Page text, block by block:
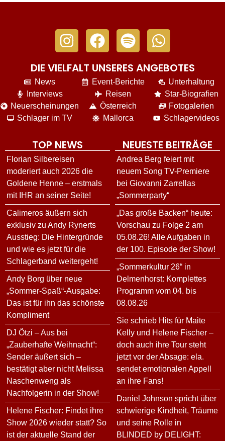
DIE VIELFALT UNSERES ANGEBOTES
News
Interviews
Neuerscheinungen
Schlager im TV
Event-Berichte
Reisen
Österreich
Mallorca
Unterhaltung
Star-Biografien
Fotogalerien
Schlagervideos
TOP NEWS
Florian Silbereisen
moderiert auch 2026 die
Goldene Henne – erstmals
mit IHR an seiner Seite!
Calimeros äußern sich
exklusiv zu Andy Rynerts
Ausstieg: Die Hintergründe
und wie es jetzt für die
Schlagerband weitergeht!
Andy Borg über neue
„Sommer-Spaß“-Ausgabe:
Das ist für ihn das schönste
Kompliment
DJ Ötzi – Aus bei
„Zauberhafte Weihnacht“:
Sender äußert sich –
bestätigt aber nicht Melissa
Naschenweng als
Nachfolgerin in der Show!
Helene Fischer: Findet ihre
Show 2026 wieder statt? So
ist der aktuelle Stand der
NEUESTE BEITRÄGE
Andrea Berg feiert mit
neuem Song TV-Premiere
bei Giovanni Zarrellas
„Sommerparty“
„Das große Backen“ heute:
Vorschau zu Folge 2 am
05.08.26! Alle Aufgaben in
der 100. Episode der Show!
„Sommerkultur 26“ in
Delmenhorst: Komplettes
Programm vom 04. bis
08.08.26
Sie schrieb Hits für Maite
Kelly und Helene Fischer –
doch auch ihre Tour steht
jetzt vor der Absage: ela.
sendet emotionalen Appell
an ihre Fans!
Daniel Johnson spricht über
schwierige Kindheit, Träume
und seine Rolle in
BLINDED by DELIGHT: